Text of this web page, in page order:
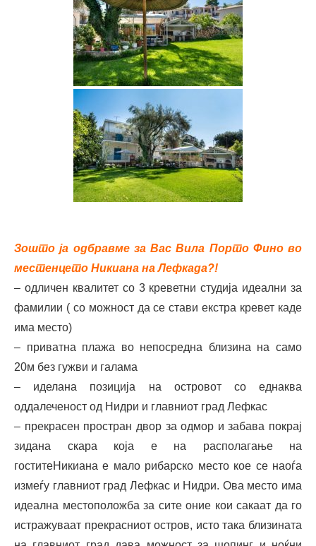
Зошто ја одбравме за Вас Вила Порто Фино во
местенцето Никиана на Лефкада?!
– одличен квалитет со 3 креветни студија идеални за
фамилии ( со можност да се стави екстра кревет каде
има место)
– приватна плажа во непосредна близина на само
20м без гужви и галама
– иделана позиција на островот со еднаква
оддалеченост од Нидри и главниот град Лефкас
– прекрасен простран двор за одмор и забава покрај
зидана скара која е на располагање на
гоститеНикиана е мало рибарско место кое се наоѓа
измеѓу главниот град Лефкас и Нидри. Ова место има
идеална местоположба за сите оние кои сакаат да го
истражуваат прекрасниот остров, исто така близината